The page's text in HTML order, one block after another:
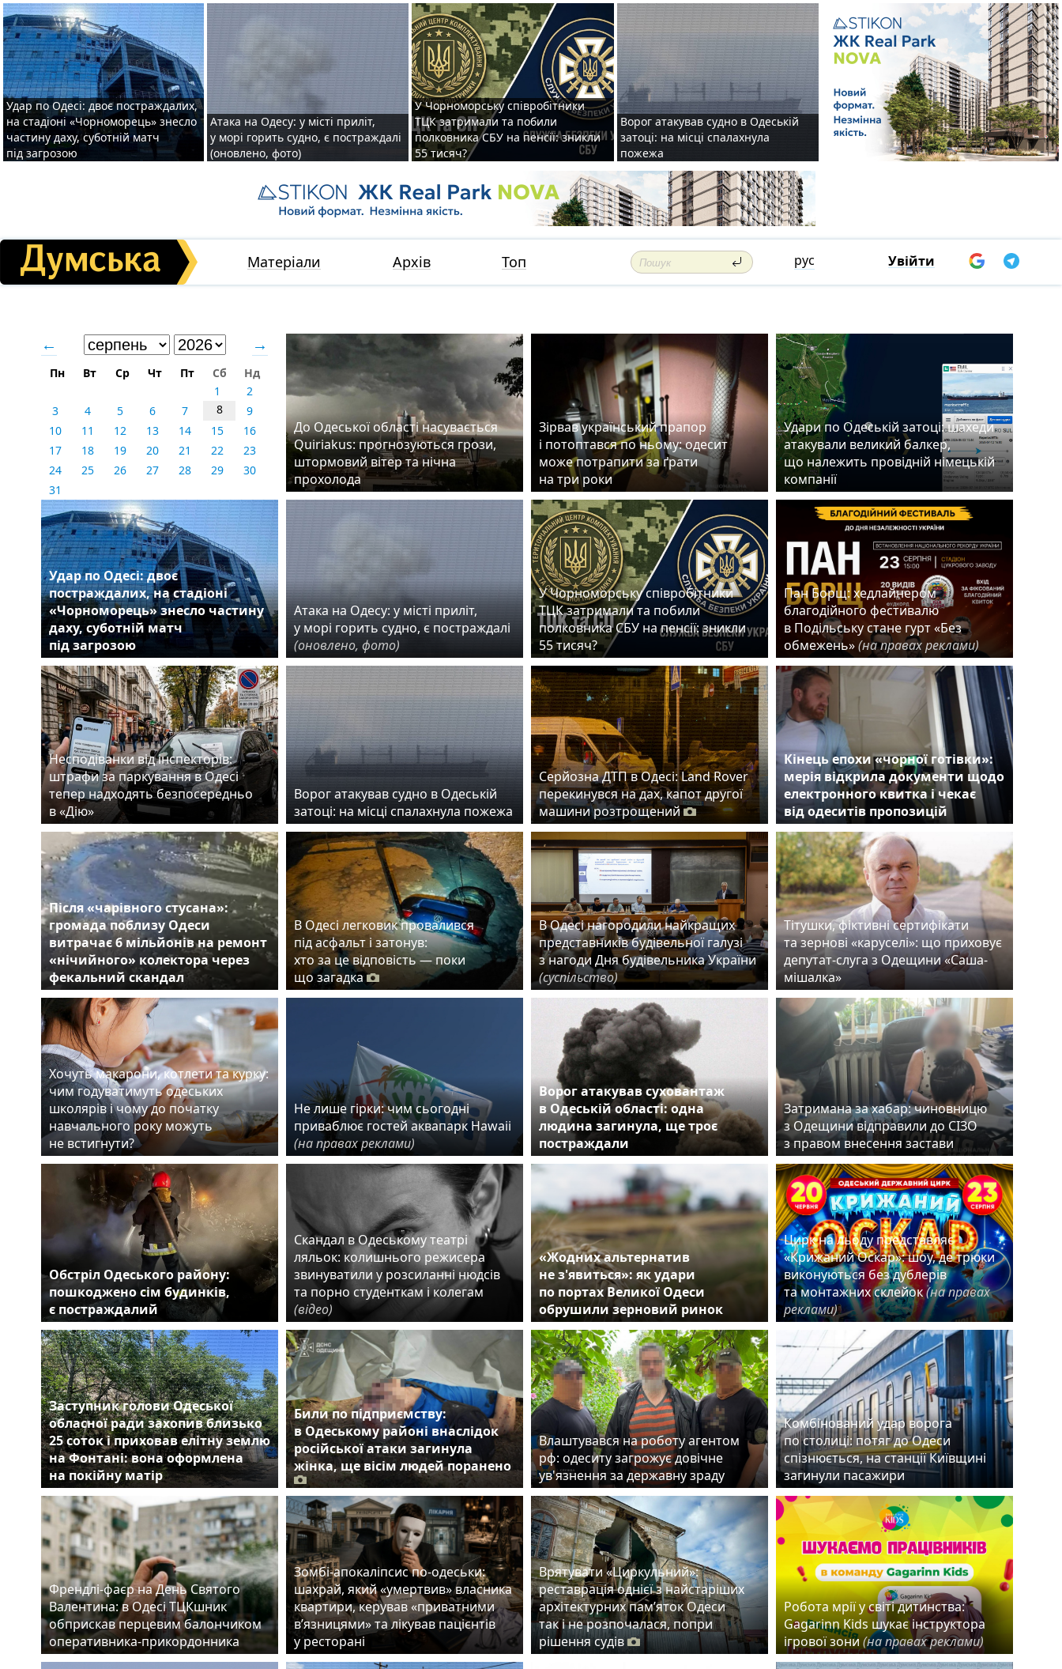
Удар по Одесі: двоє постраждалих,
на стадіоні «Чорноморець» знесло
частину даху, суботній матч
під загрозою
Атака на Одесу: у місті приліт,
у морі горить судно, є постраждалі
(оновлено, фото)
У Чорноморську співробітники
ТЦК затримали та побили
полковника СБУ на пенсії: зникли
55 тисяч?
Ворог атакував судно в Одеській
затоці: на місці спалахнула
пожежа
Матеріали Архів Топ рус Увійти
← →
Пн Вт Ср Чт Пт Сб
Нд
1
2
3
4 5 6 7 8
9
10
11 12 13 14 15
16
17
18 19 20 21 22
23
24
25 26 27 28 29
30
31
До Одеської області насувається
Quiriakus: прогнозуються грози,
штормовий вітер та нічна
прохолода
Зірвав український прапор
і потоптався по ньому: одесит
може потрапити за ґрати
на три роки
Удари по Одеській затоці: шахеди
атакували великий балкер,
що належить провідній німецькій
компанії
Удар по Одесі: двоє
постраждалих, на стадіоні
«Чорноморець» знесло частину
даху, суботній матч
під загрозою
Атака на Одесу: у місті приліт,
у морі горить судно, є постраждалі
(оновлено, фото)
У Чорноморську співробітники
ТЦК затримали та побили
полковника СБУ на пенсії: зникли
55 тисяч?
Пан Борщ: хедлайнером
благодійного фестивалю
в Подільську стане гурт «Без
обмежень»(на правах реклами)
Несподіванки від інспекторів:
штрафи за паркування в Одесі
тепер надходять безпосередньо
в «Дію»
Ворог атакував судно в Одеській
затоці: на місці спалахнула пожежа
Серйозна ДТП в Одесі: Land Rover
перекинувся на дах, капот другої
машини розтрощений
Кінець епохи «чорної готівки»:
мерія відкрила документи щодо
електронного квитка і чекає
від одеситів пропозицій
Після «чарівного стусана»:
громада поблизу Одеси
витрачає 6 мільйонів на ремонт
«нічийного» колектора через
фекальний скандал
В Одесі легковик провалився
під асфальт і затонув:
хто за це відповість — поки
що загадка
В Одесі нагородили найкращих
представників будівельної галузі
з нагоди Дня будівельника України
(суспільство)
Тітушки, фіктивні сертифікати
та зернові «каруселі»: що приховує
депутат-слуга з Одещини «Саша-
мішалка»
Хочуть макарони, котлети та курку:
чим годуватимуть одеських
школярів і чому до початку
навчального року можуть
не встигнути?
Не лише гірки: чим сьогодні
приваблює гостей аквапарк Hawaii
(на правах реклами)
Ворог атакував суховантаж
в Одеській області: одна
людина загинула, ще троє
постраждали
Затримана за хабар: чиновницю
з Одещини відправили до СІЗО
з правом внесення застави
Обстріл Одеського району:
пошкоджено сім будинків,
є постраждалий
Скандал в Одеському театрі
ляльок: колишнього режисера
звинуватили у розсиланні нюдсів
та порно студенткам і колегам
(відео)
«Жодних альтернатив
не з'явиться»: як удари
по портах Великої Одеси
обрушили зерновий ринок
Цирк на льоду представляє
«Крижаний Оскар»: шоу, де трюки
виконуються без дублерів
та монтажних склейок(на правах
реклами)
Заступник голови Одеської
обласної ради захопив близько
25 соток і приховав елітну землю
на Фонтані: вона оформлена
на покійну матір
Били по підприємству:
в Одеському районі внаслідок
російської атаки загинула
жінка, ще вісім людей поранено
Влаштувався на роботу агентом
рф: одеситу загрожує довічне
ув'язнення за державну зраду
Комбінований удар ворога
по столиці: потяг до Одеси
спізнюється, на станції Київщині
загинули пасажири
Френдлі-фаєр на День Святого
Валентина: в Одесі ТЦКшник
обприскав перцевим балончиком
оперативника-прикордонника
Зомбі-апокаліпсис по-одеськи:
шахрай, який «умертвив» власника
квартири, керував «приватними
в’язницями» та лікував пацієнтів
у ресторані
Врятувати «Циркульний»:
реставрація однієї з найстаріших
архітектурних пам’яток Одеси
так і не розпочалася, попри
рішення судів
Робота мрії у світі дитинства:
Gagarinn Kids шукає інструктора
ігрової зони(на правах реклами)